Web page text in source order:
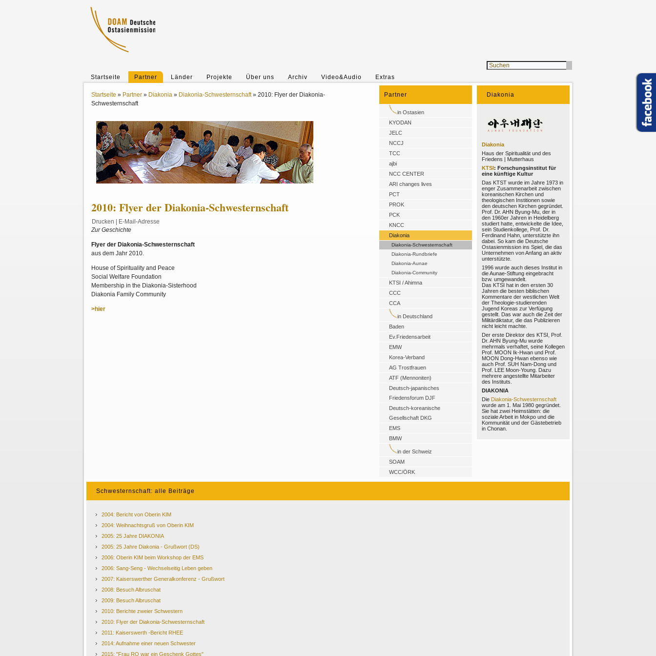
Startseite Partner Länder Projekte Über uns Archiv Video&Audio Extras
Startseite » Partner » Diakonia » Diakonia-Schwesternschaft» 2010: Flyer der Diakonia-
Schwesternschaft
2010: Flyer der Diakonia-Schwesternschaft
Drucken
E-Mail-Adresse
Zur Geschichte
Flyer der Diakonia-Schwesternschaft
aus dem Jahr 2010.
House of Spirituality and Peace
Social Welfare Foundation
Membership in the Diakonia-Sisterhood
Diakonia Family Community
>hier
Partner
in Ostasien
KYODAN
JELC
NCCJ
TCC
ajbi
NCC CENTER
ARI changes lives
PCT
PROK
PCK
KNCC
Diakonia
Diakonia-Schwesternschaft
Diakonia-Rundbriefe
Diakonia-Aunae
Diakonia-Community
KTSI / Ahimna
CCC
CCA
in Deutschland
Baden
Ev.Friedensarbeit
EMW
Korea-Verband
AG Trostfrauen
ATF (Mennoniten)
Deutsch-japanisches
Friedensforum DJF
Deutsch-koreanische
Gesellschaft DKG
EMS
BMW
in der Schweiz
SOAM
WCC/ÖRK
Diakonia
Diakonia
Haus der Spiritualität und des
Friedens | Mutterhaus
KTSI: Forschungsinstitut für
eine künftige Kultur
Das KTST wurde im Jahre 1973 in
enger Zusammenarbeit zwischen
koreanischen Kirchen und
theologischen Institionen sowie
den deutschen Kirchen gegründet.
Prof. Dr. AHN Byung-Mu, der in
den 1960er Jahren in Heidelberg
studiert hatte, entwickelte die Idee,
sein Studienkollege, Prof. Dr.
Ferdinand Hahn, unterstützte ihn
dabei. So kam die Deutsche
Ostasienmission ins Spiel, die das
Unternehmen von Anfang an aktiv
unterstützte.
1996 wurde auch dieses Institut in
die Aunae-Stiftung eingebracht
bzw. umgewandelt.
Das KTSI hat in den ersten 30
Jahren die besten biblischen
Kommentare der westlichen Welt
der Theologie-studierenden
Jugend Koreas zur Verfügung
gestellt. Das war auch die Zeit der
Militärdiktatur, die das Publizieren
nicht leicht machte.
Der erste Direktor des KTSI, Prof.
Dr. AHN Byung-Mu wurde
mehrmals verhaftet, seine Kollegen
Prof. MOON Ik-Hwan und Prof.
MOON Dong-Hwan ebenso wie
auch Prof. SUH Nam-Dong und
Prof. LEE Moon-Young. Dazu
mehrere angestellte Mitarbeiter
des Instituts.
DIAKONIA
Die Diakonia-Schwesternschaft
wurde am 1. Mai 1980 gegründet.
Sie hat zwei Heimstätten: die
soziale Arbeit in Mokpo und die
Kommunität und der Gästebetrieb
in Chonan.
Schwesternschaft: alle Beiträge
2004: Bericht von Oberin KIM
2004: Weihnachtsgruß von Oberin KIM
2005: 25 Jahre DIAKONIA
2005: 25 Jahre Diakonia - Grußwort (DS)
2006: Oberin KIM beim Workshop der EMS
2006: Sang-Seng - Wechselseitig Leben geben
2007: Kaiserswerther Generalkonferenz - Grußwort
2008: Besuch Albruschat
2009: Besuch Albruschat
2010: Berichte zweier Schwestern
2010: Flyer der Diakonia-Schwesternschaft
2011: Kaiserswerth -Bericht RHEE
2014: Aufnahme einer neuen Schwester
2015: "Frau RO war ein Geschenk Gottes"